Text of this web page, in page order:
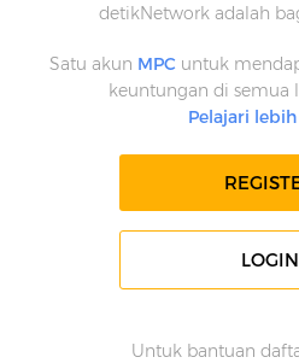
detikNetwork adalah
Satu akun MPC untuk
keuntungan di semua
Pelajari
LOGIN
Untuk bantuan